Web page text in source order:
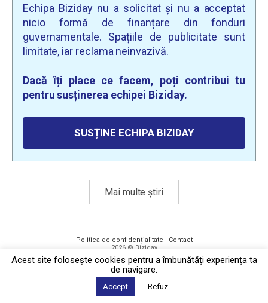
Echipa Biziday nu a solicitat și nu a acceptat
nicio formă de finanțare din fonduri
guvernamentale. Spațiile de publicitate sunt
limitate, iar reclama neinvazivă.
Dacă îți place ce facem, poți contribui tu
pentru susținerea echipei Biziday.
SUSȚINE ECHIPA BIZIDAY
Mai multe știri
Politica de confidențialitate · Contact
2026 © Biziday
Acest site foloseşte cookies pentru a îmbunătăți experiența ta
de navigare.
Accept Refuz